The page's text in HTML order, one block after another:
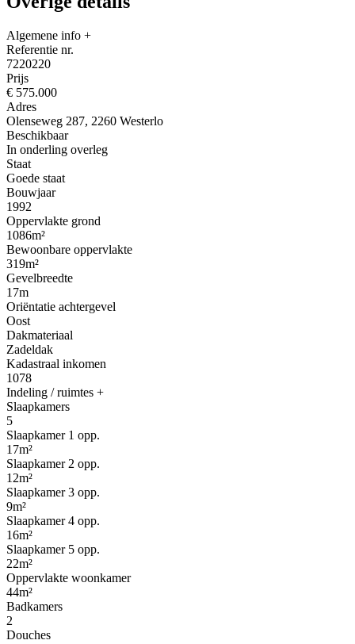
Algemene info +
Referentie nr.
7220220
Prijs
€ 575.000
Adres
Olenseweg 287, 2260 Westerlo
Beschikbaar
In onderling overleg
Staat
Goede staat
Bouwjaar
1992
Oppervlakte grond
1086m²
Bewoonbare oppervlakte
319m²
Gevelbreedte
17m
Oriëntatie achtergevel
Oost
Dakmateriaal
Zadeldak
Kadastraal inkomen
1078
Indeling / ruimtes +
Slaapkamers
5
Slaapkamer 1 opp.
17m²
Slaapkamer 2 opp.
12m²
Slaapkamer 3 opp.
9m²
Slaapkamer 4 opp.
16m²
Slaapkamer 5 opp.
22m²
Oppervlakte woonkamer
44m²
Badkamers
2
Douches